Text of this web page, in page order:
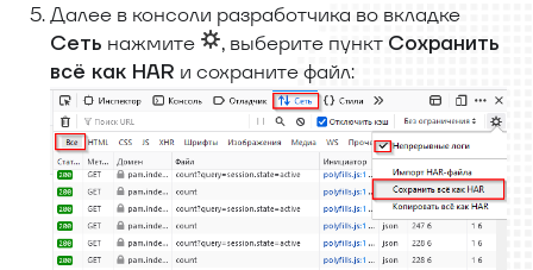
Далее в консоли разработчика во вкладке
Сеть нажмите , выберите пункт Сохранить
всё как HAR и сохраните файл: